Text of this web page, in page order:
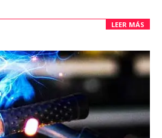
LEER MÁS